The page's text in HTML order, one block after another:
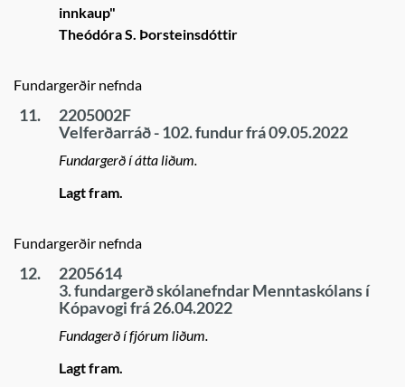
innkaup"
Theódóra S. Þorsteinsdóttir
Fundargerðir nefnda
11.
2205002F
Velferðarráð - 102. fundur frá 09.05.2022
Fundargerð í átta liðum.
Lagt fram.
Fundargerðir nefnda
12.
2205614
3. fundargerð skólanefndar Menntaskólans í
Kópavogi frá 26.04.2022
Fundagerð í fjórum liðum.
Lagt fram.